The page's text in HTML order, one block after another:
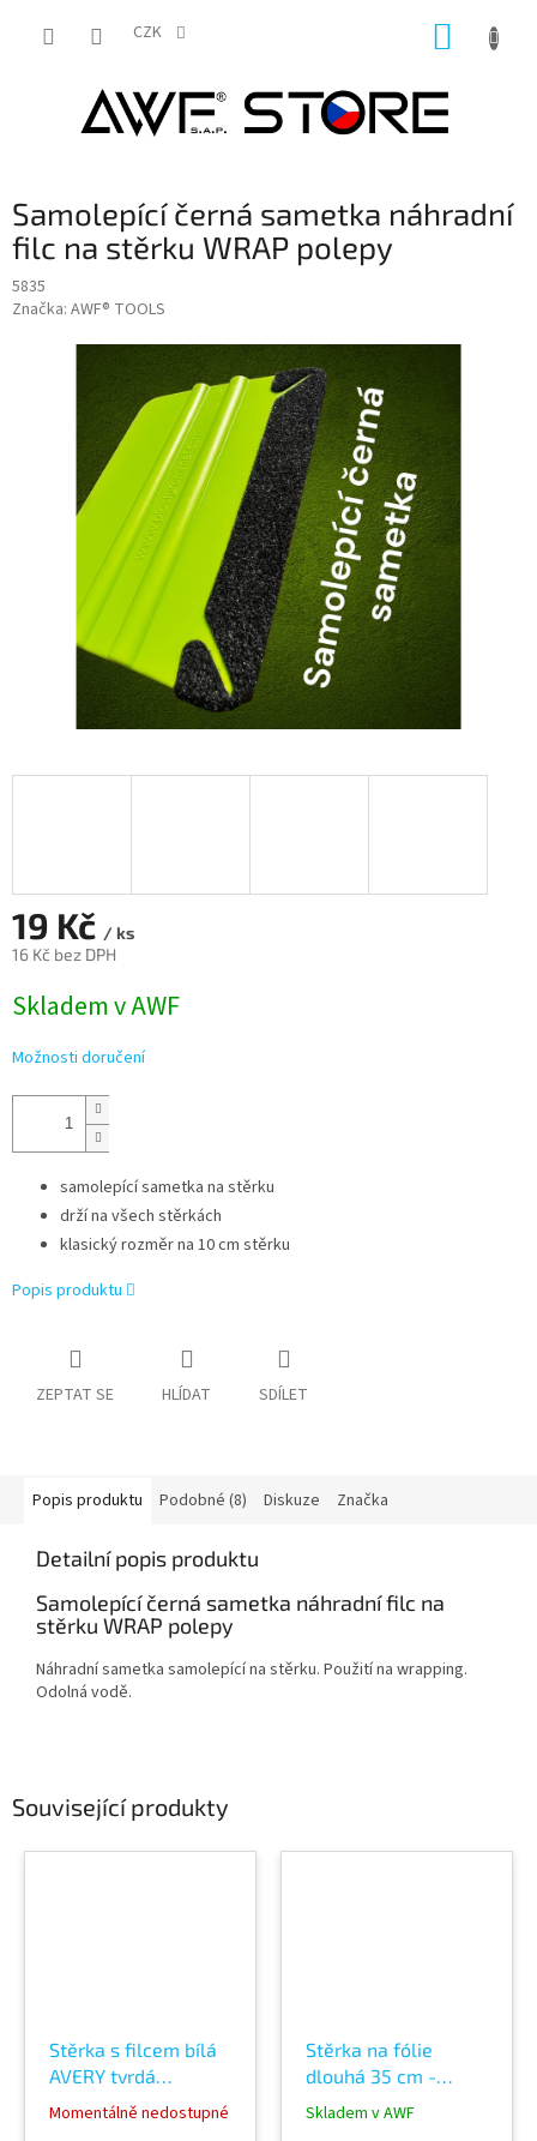
CZK
Samolepící černá sametka náhradní
filc na stěrku WRAP polepy
5835
Značka: AWF® TOOLS
19 Kč / ks
16 Kč bez DPH
cena:
Skladem v AWF
Možnosti doručení
samolepící sametka na stěrku
drží na všech stěrkách
klasický rozměr na 10 cm stěrku
Popis produktu
ZEPTAT SE HLÍDAT SDÍLET
Související produkty
Stěrka s filcem bílá
AVERY tvrdá
wrapping a polepy
Pro Rigid AP8270001
Momentálně nedostupné
Stěrka na fólie
dlouhá 35 cm -
silikon břit měkký 11
Skladem v AWF
Popis produktu Podobné (8) Diskuze Značka
Detailní popis produktu
Samolepící černá sametka náhradní filc na
stěrku WRAP polepy
Náhradní sametka samolepící na stěrku. Použití na wrapping.
Odolná vodě.